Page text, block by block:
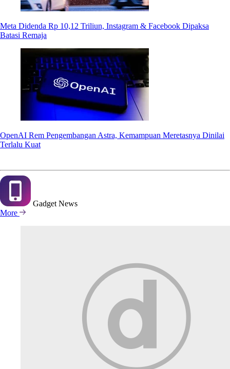
Meta Didenda Rp 10,12 Triliun, Instagram & Facebook Dipaksa
Batasi Remaja
OpenAI Rem Pengembangan Astra, Kemampuan Meretasnya Dinilai
Terlalu Kuat
Gadget News
More